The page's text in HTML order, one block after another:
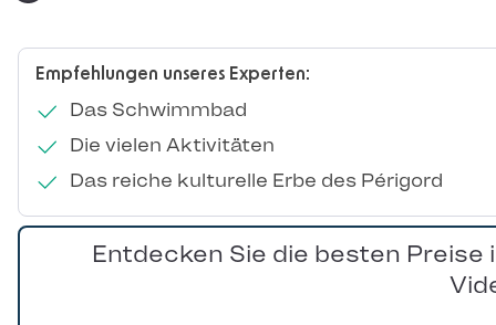
Empfehlungen unseres Experten:
Das Schwimmbad
Die vielen Aktivitäten
Das reiche kulturelle Erbe des Périgord
Entdecken Sie die besten Preise